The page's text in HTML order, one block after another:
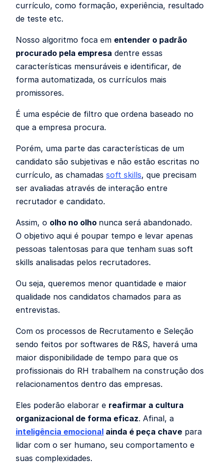
currículo, como formação, experiência, resultado
de teste etc.
Nosso algoritmo foca em entender o padrão
procurado pela empresa dentre essas
características mensuráveis e identificar, de
forma automatizada, os currículos mais
promissores.
É uma espécie de filtro que ordena baseado no
que a empresa procura.
Porém, uma parte das características de um
candidato são subjetivas e não estão escritas no
currículo, as chamadas soft skills, que precisam
ser avaliadas através de interação entre
recrutador e candidato.
Assim, o olho no olho nunca será abandonado.
O objetivo aqui é poupar tempo e levar apenas
pessoas talentosas para que tenham suas soft
skills analisadas pelos recrutadores.
Ou seja, queremos menor quantidade e maior
qualidade nos candidatos chamados para as
entrevistas.
Com os processos de Recrutamento e Seleção
sendo feitos por softwares de R&S, haverá uma
maior disponibilidade de tempo para que os
profissionais do RH trabalhem na construção dos
relacionamentos dentro das empresas.
Eles poderão elaborar e reafirmar a cultura
organizacional de forma eficaz. Afinal, a
inteligência emocional ainda é peça chave para
lidar com o ser humano, seu comportamento e
suas complexidades.